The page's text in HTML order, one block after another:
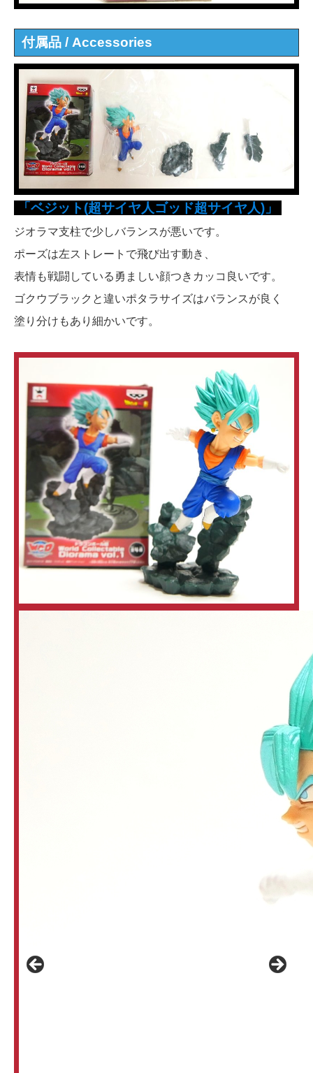
付属品 / Accessories
「ベジット(超サイヤ人ゴッド超サイヤ人)」
ジオラマ支柱で少しバランスが悪いです。
ポーズは左ストレートで飛び出す動き、
表情も戦闘している勇ましい顔つきカッコ良いです。
ゴクウブラックと違いポタラサイズはバランスが良く
塗り分けもあり細かいです。